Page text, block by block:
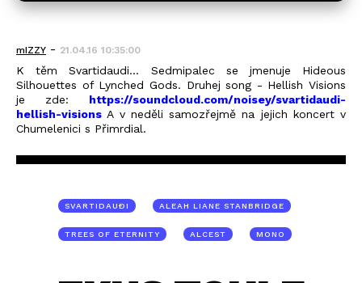
mIZZY - 21.04.16 10:35:00
K těm Svartidaudi... Sedmipalec se jmenuje Hideous
Silhouettes of Lynched Gods. Druhej song - Hellish Visions
je zde: https://soundcloud.com/noisey/svartidaudi-
hellish-visions A v neděli samozřejmě na jejich koncert v
Chumelenici s Přimrdial.
SVARTIDAUÐI ALEAH LIANE STANBRIDGE
TREES OF ETERNITY ALCEST MONO